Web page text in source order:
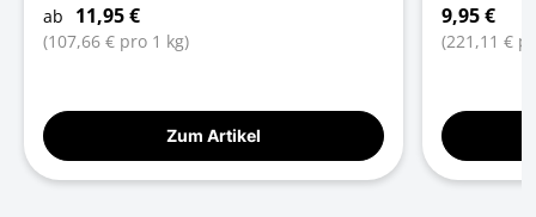
ab 11,95 €
(107,66 € pro 1 kg)
Zum Artikel
9,95 €
(221,11 €